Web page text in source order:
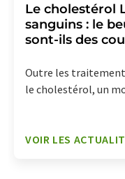
Le cholestérol
sanguins : le
sont-ils des
Outre les
le cholestérol, un
VOIR LES